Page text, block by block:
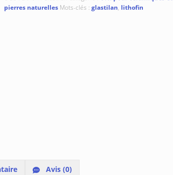
pierres naturelles Mots-clés : glastilan, lithofin
Avis (0)